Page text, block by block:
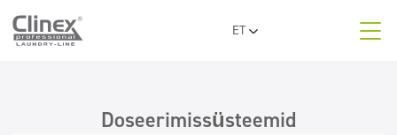
ET
RO
Doseerimissüsteemid